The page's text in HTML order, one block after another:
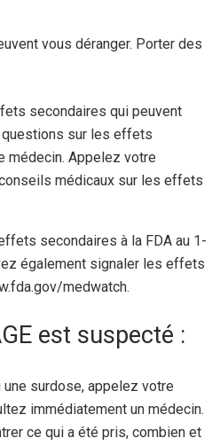
vous déranger. Porter des
secondaires qui peuvent
questions sur les effets
médecin. Appelez votre
médicaux sur les effets
secondaires à la FDA au 1-
également signaler les effets
medwatch.
est suspecté :
une surdose, appelez votre
immédiatement un médecin.
ce qui a été pris, combien et